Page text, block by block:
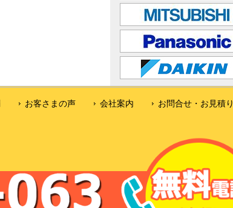
お客さまの声 会社案内
お問合せ・お見積り